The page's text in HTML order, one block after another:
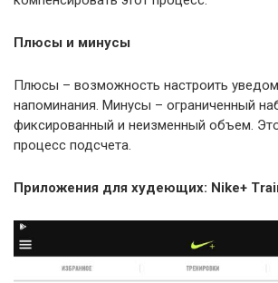
Плюсы и минусы
Плюсы – возможность настроить
напоминания. Минусы – ограниченный
фиксированный и неизменный объем.
процесс подсчета.
Приложения для худеющих: Nike+